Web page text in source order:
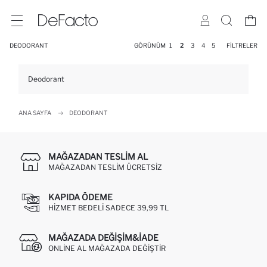
DEODORANT GÖRÜNÜM 1 2 3 4 5 FILTRELER
Deodorant
ANA SAYFA DEODORANT
MAĞAZADAN TESLIM AL
MAĞAZADAN TESLIM ÜCRETSIZ
KAPIDA ÖDEME
HIZMET BEDELI SADECE 39,99 TL
MAĞAZADA DEĞIŞIM&İADE
ONLINE AL MAĞAZADA DEĞIŞTIR